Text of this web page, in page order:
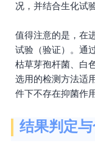
况，并结合生化试
值得注意的是，在
试验（验证）。通
枯草芽孢杆菌、白
选用的检测方法适
件下不存在抑菌作
结果判定